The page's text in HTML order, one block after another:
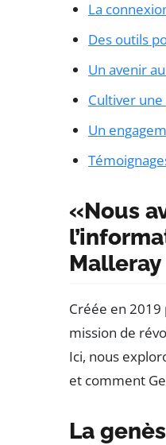
La
Des outils
Un avenir
Cultiver
Un
«Nous
Malleray
Créée en 2019
mission de
Ici, nous
et comment
La